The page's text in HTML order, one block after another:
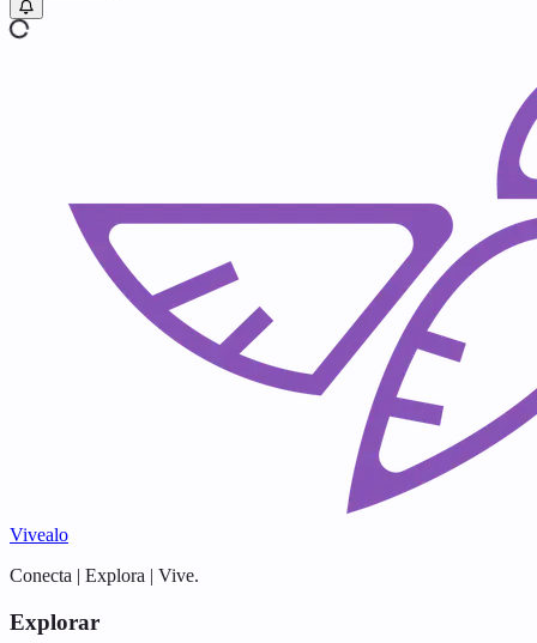
Vivealo
Conecta | Explora | Vive.
Explorar